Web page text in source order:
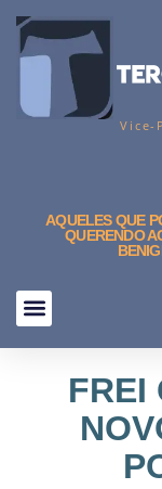
Vice-
AQUELES QUE
QUERENDO
FREI